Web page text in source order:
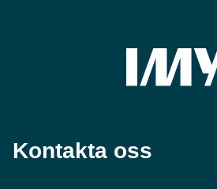
Kontakta oss